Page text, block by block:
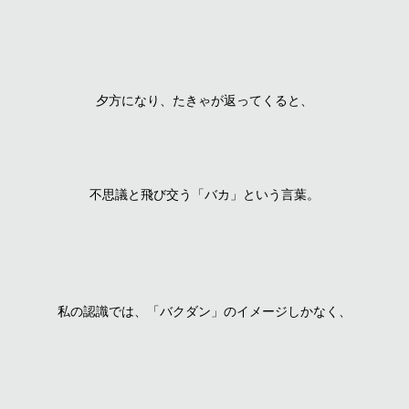
夕方になり、たきゃが返ってくると、
不思議と飛び交う「バカ」という言葉。
私の認識では、「バクダン」のイメージしかなく、